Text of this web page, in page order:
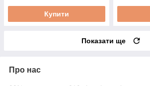
Купити
Показати ще
Про нас